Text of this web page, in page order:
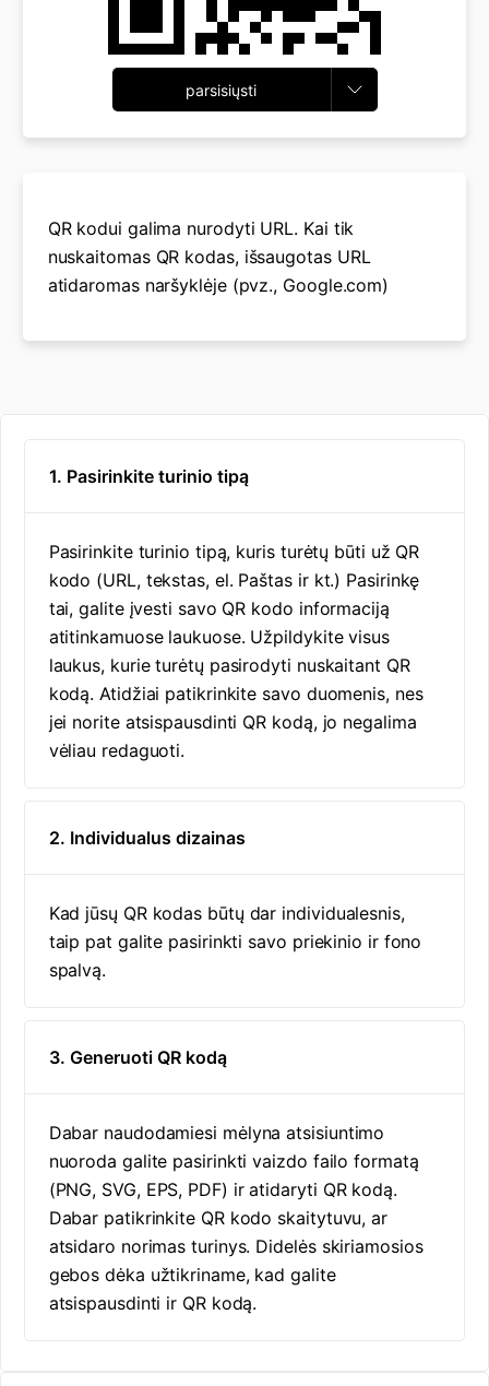
parsisiųsti
QR kodui galima nurodyti URL. Kai tik
nuskaitomas QR kodas, išsaugotas URL
atidaromas naršyklėje (pvz., Google.com)
1. Pasirinkite turinio tipą
Pasirinkite turinio tipą, kuris turėtų būti už QR
kodo (URL, tekstas, el. Paštas ir kt.) Pasirinkę
tai, galite įvesti savo QR kodo informaciją
atitinkamuose laukuose. Užpildykite visus
laukus, kurie turėtų pasirodyti nuskaitant QR
kodą. Atidžiai patikrinkite savo duomenis, nes
jei norite atsispausdinti QR kodą, jo negalima
vėliau redaguoti.
2. Individualus dizainas
Kad jūsų QR kodas būtų dar individualesnis,
taip pat galite pasirinkti savo priekinio ir fono
spalvą.
3. Generuoti QR kodą
Dabar naudodamiesi mėlyna atsisiuntimo
nuoroda galite pasirinkti vaizdo failo formatą
(PNG, SVG, EPS, PDF) ir atidaryti QR kodą.
Dabar patikrinkite QR kodo skaitytuvu, ar
atsidaro norimas turinys. Didelės skiriamosios
gebos dėka užtikriname, kad galite
atsispausdinti ir QR kodą.